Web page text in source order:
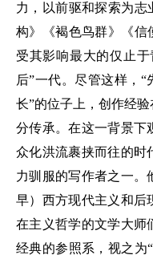
力，以前驱和探索为志
构》《褐色鸟群》《信
受其影响最大的仅止
后”一代。尽管这样，
长”的位子上，创作经
分传承。在这一背景下
众化洪流裹挟而往的时
力驯服的写作者之一。
早）西方现代主义和后
在主义哲学的文学大师
经典的参照系，视之为